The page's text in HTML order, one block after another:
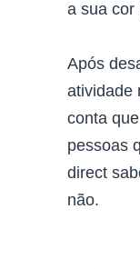
a sua cor
Após
atividade
conta
pessoas
direct
não.